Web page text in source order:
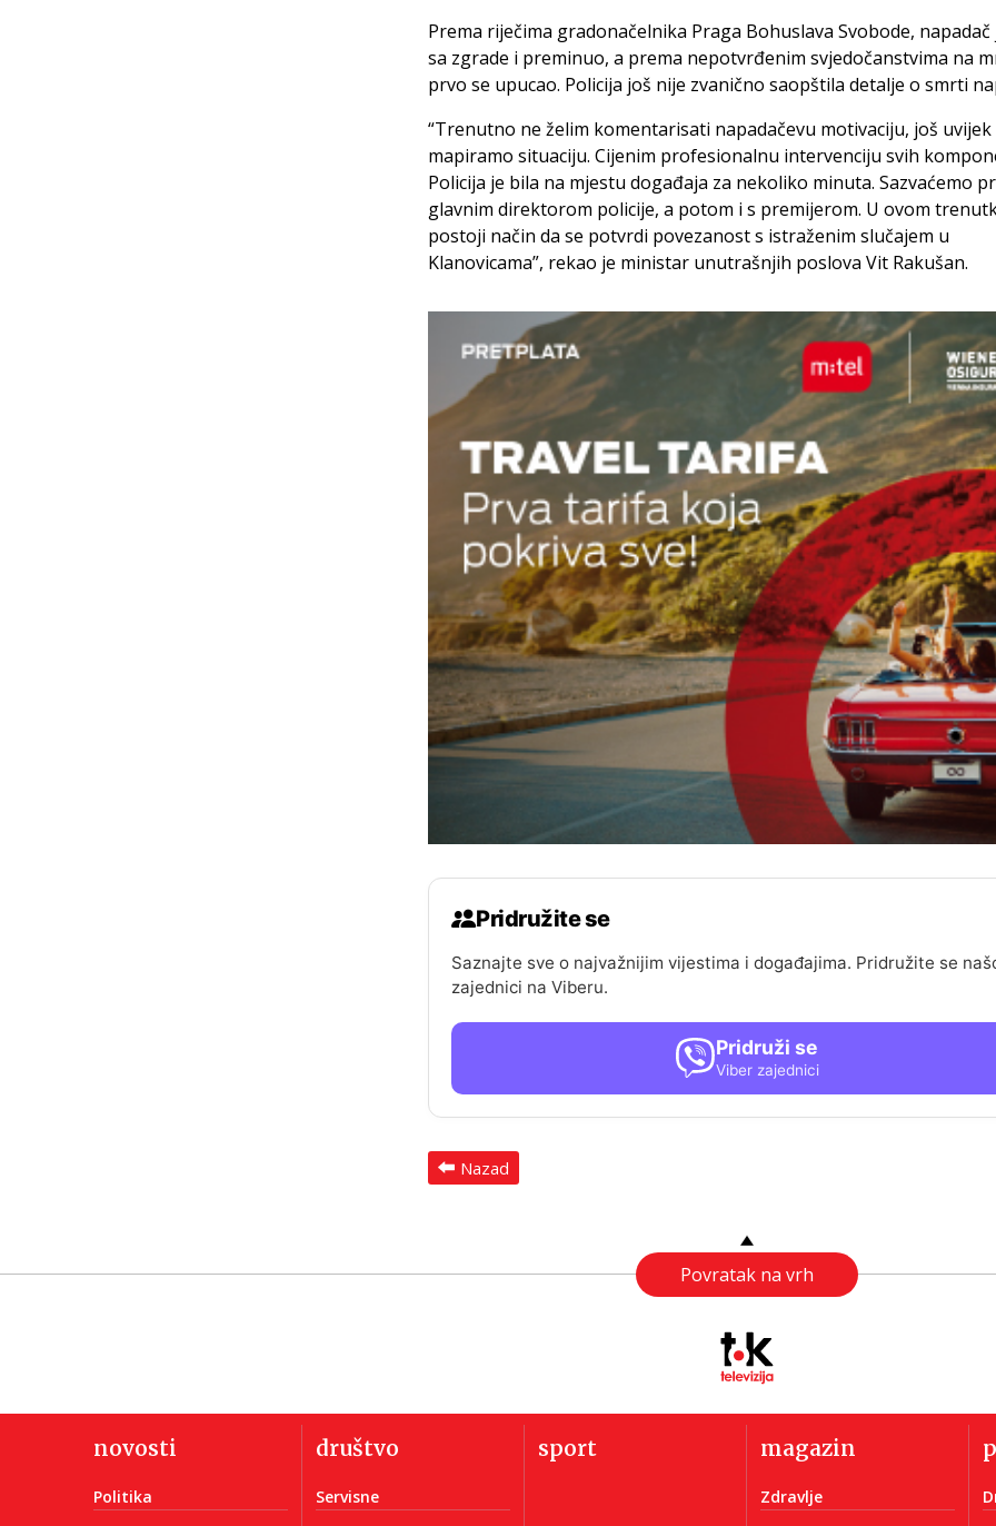
Prema riječima gradonačelnika Praga Bohuslava Svobode, napadač
sa zgrade i preminuo, a prema nepotvrđenim svjedočanstvima na
prvo se upucao. Policija još nije zvanično saopštila detalje o smrti
“Trenutno ne želim komentarisati napadačevu motivaciju, još uvijek
mapiramo situaciju. Cijenim profesionalnu intervenciju svih
Policija je bila na mjestu događaja za nekoliko minuta. Sazvaćemo
glavnim direktorom policije, a potom i s premijerom. U ovom
postoji način da se potvrdi povezanost s istraženim slučajem u
Klanovicama”, rekao je ministar unutrašnjih poslova Vit Rakušan.
Pridružite se
Saznajte sve o najvažnijim vijestima i događajima. Pridružite se
zajednici na Viberu.
Pridruži se
Viber zajednici
Nazad
Povratak na vrh
novosti
Politika
društvo
Servisne
sport magazin
Zdravlje